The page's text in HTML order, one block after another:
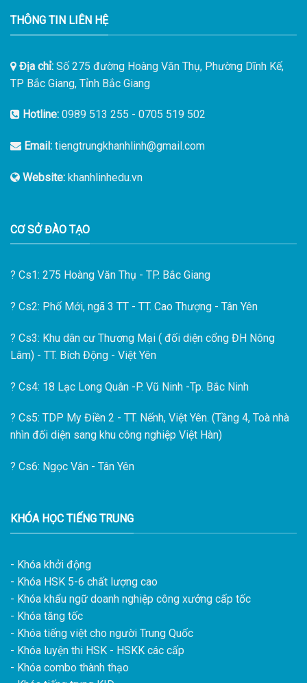
THÔNG TIN LIÊN HỆ
Địa chỉ: Số 275 đường Hoàng Văn Thụ, Phường Dĩnh Kế,
TP Bắc Giang, Tỉnh Bắc Giang
Hotline: 0989 513 255 - 0705 519 502
Email: tiengtrungkhanhlinh@gmail.com
Website: khanhlinhedu.vn
CƠ SỞ ĐÀO TẠO
? Cs1: 275 Hoàng Văn Thụ - TP. Bắc Giang
? Cs2: Phố Mới, ngã 3 TT - TT. Cao Thượng - Tân Yên
? Cs3: Khu dân cư Thương Mại ( đối diện cổng ĐH Nông
Lâm) - TT. Bích Động - Việt Yên
? Cs4: 18 Lạc Long Quân -P. Vũ Ninh -Tp. Bắc Ninh
? Cs5: TDP My Điền 2 - TT. Nếnh, Việt Yên. (Tầng 4, Toà nhà
nhìn đối diện sang khu công nghiệp Việt Hàn)
? Cs6: Ngọc Vân - Tân Yên
KHÓA HỌC TIẾNG TRUNG
- Khóa khởi động
- Khóa HSK 5-6 chất lượng cao
- Khóa khẩu ngữ doanh nghiệp công xưởng cấp tốc
- Khóa tăng tốc
- Khóa tiếng việt cho người Trung Quốc
- Khóa luyện thi HSK - HSKK các cấp
- Khóa combo thành thạo